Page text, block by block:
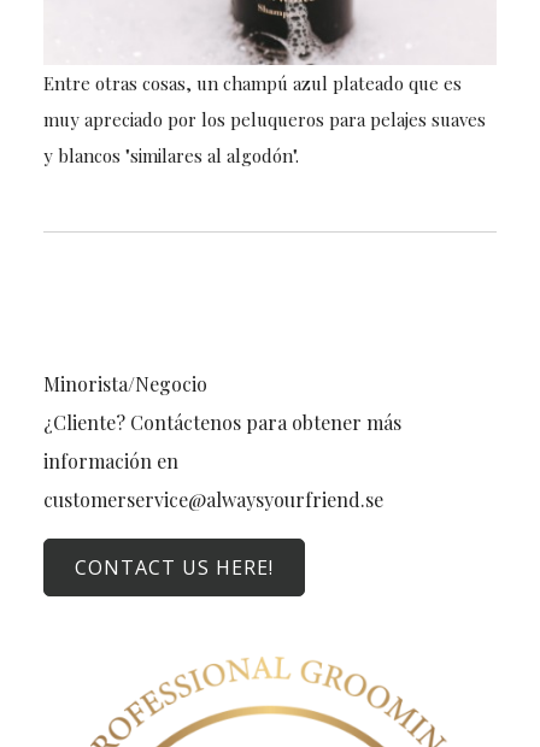
Entre otras cosas, un champú azul plateado que es
muy apreciado por los peluqueros para pelajes suaves
y blancos "similares al algodón".
Minorista/Negocio
¿Cliente? Contáctenos para obtener más
información en
customerservice@alwaysyourfriend.se
CONTACT US HERE!